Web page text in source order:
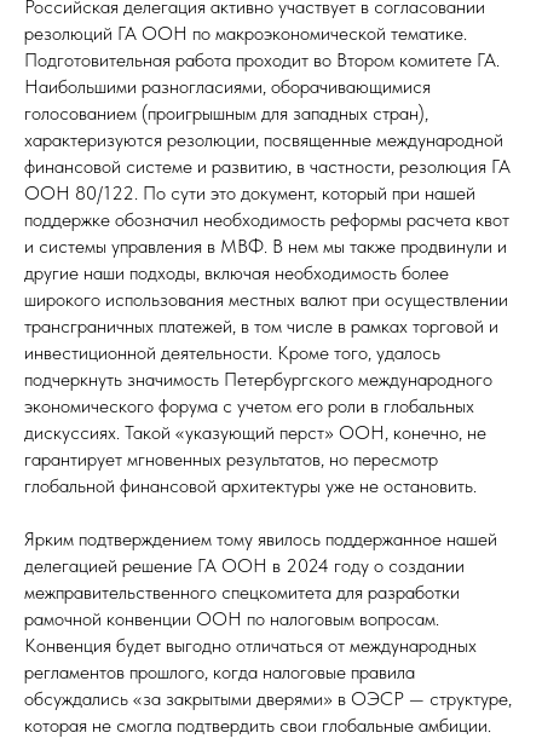
Российская делегация активно участвует в согласовании
резолюций ГА ООН по макроэкономической тематике.
Подготовительная работа проходит во Втором комитете ГА.
Наибольшими разногласиями, оборачивающимися
голосованием (проигрышным для западных стран),
характеризуются резолюции, посвященные международной
финансовой системе и развитию, в частности, резолюция ГА
ООН 80/122. По сути это документ, который при нашей
поддержке обозначил необходимость реформы расчета квот
и системы управления в МВФ. В нем мы также продвинули и
другие наши подходы, включая необходимость более
широкого использования местных валют при осуществлении
трансграничных платежей, в том числе в рамках торговой и
инвестиционной деятельности. Кроме того, удалось
подчеркнуть значимость Петербургского международного
экономического форума с учетом его роли в глобальных
дискуссиях. Такой «указующий перст» ООН, конечно, не
гарантирует мгновенных результатов, но пересмотр
глобальной финансовой архитектуры уже не остановить.
Ярким подтверждением тому явилось поддержанное нашей
делегацией решение ГА ООН в 2024 году о создании
межправительственного спецкомитета для разработки
рамочной конвенции ООН по налоговым вопросам.
Конвенция будет выгодно отличаться от международных
регламентов прошлого, когда налоговые правила
обсуждались «за закрытыми дверями» в ОЭСР — структуре,
которая не смогла подтвердить свои глобальные амбиции.